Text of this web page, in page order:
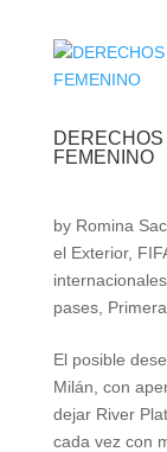
FEMENINO
by Romina
el Exterior,
internacionales,
pases,
El posible
Milán, con
dejar River
cada vez con